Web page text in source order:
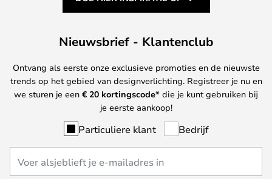
Nieuwsbrief - Klantenclub
Ontvang als eerste onze exclusieve promoties en de nieuwste
trends op het gebied van designverlichting. Registreer je nu en
we sturen je een € 20 kortingscode* die je kunt gebruiken bij
je eerste aankoop!
Particuliere klant Bedrijf